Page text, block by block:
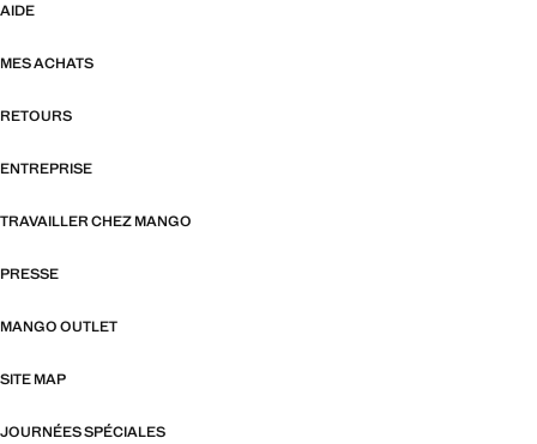
AIDE
MES ACHATS
RETOURS
ENTREPRISE
TRAVAILLER CHEZ MANGO
PRESSE
MANGO OUTLET
SITE MAP
JOURNÉES SPÉCIALES